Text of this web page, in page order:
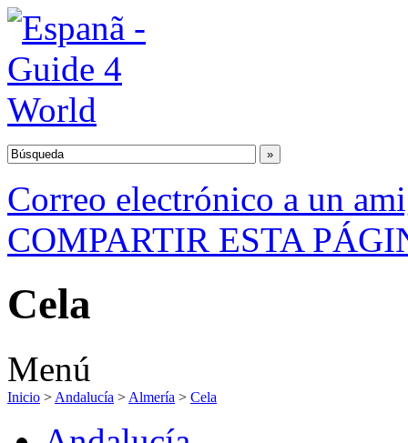
Correo electrónico a un
COMPARTIR ESTA
Cela
Menú
Inicio > Andalucía > Almería > Cela